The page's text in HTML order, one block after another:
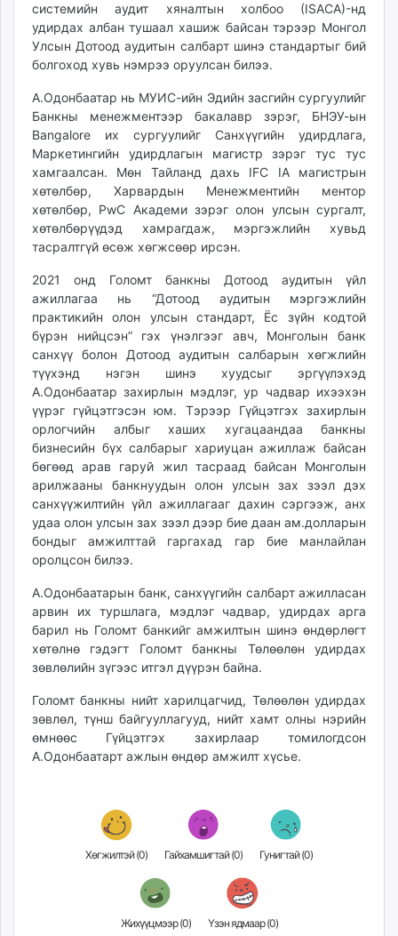
mglradio.com
fact.mn
itoim.mn
shuum.mn
times.mn
tvmongolia.mn
mass.mn
unegui.mn
assa.mn
toim.mn
tac.mn
paparazzi.mn
unread.today
системийн аудит хяналтын холбоо (ISACA)-нд
удирдах албан тушаал хашиж байсан тэрээр Монгол
Улсын Дотоод аудитын салбарт шинэ стандартыг бий
болгоход хувь нэмрээ оруулсан билээ.
А.Одонбаатар нь МУИС-ийн Эдийн засгийн сургуулийг
Банкны менежментээр бакалавр зэрэг, БНЭУ-ын
Bangalore их сургуулийг Санхүүгийн удирдлага,
Маркетингийн удирдлагын магистр зэрэг тус тус
хамгаалсан. Мөн Тайланд дахь IFC IA магистрын
хөтөлбөр, Харвардын Менежментийн ментор
хөтөлбөр, PwC Академи зэрэг олон улсын сургалт,
хөтөлбөрүүдэд хамрагдаж, мэргэжлийн хувьд
тасралтгүй өсөж хөгжсөөр ирсэн.
2021 онд Голомт банкны Дотоод аудитын үйл
ажиллагаа нь “Дотоод аудитын мэргэжлийн
практикийн олон улсын стандарт, Ёс зүйн кодтой
бүрэн нийцсэн” гэх үнэлгээг авч, Монголын банк
санхүү болон Дотоод аудитын салбарын хөгжлийн
түүхэнд нэгэн шинэ хуудсыг эргүүлэхэд
А.Одонбаатар захирлын мэдлэг, ур чадвар ихээхэн
үүрэг гүйцэтгэсэн юм. Тэрээр Гүйцэтгэх захирлын
орлогчийн албыг хаших хугацаандаа банкны
бизнесийн бүх салбарыг хариуцан ажиллаж байсан
бөгөөд арав гаруй жил тасраад байсан Монголын
арилжааны банкнуудын олон улсын зах зээл дэх
санхүүжилтийн үйл ажиллагааг дахин сэргээж, анх
удаа олон улсын зах зээл дээр бие даан ам.долларын
бондыг амжилттай гаргахад гар бие манлайлан
оролцсон билээ.
А.Одонбаатарын банк, санхүүгийн салбарт ажилласан
арвин их туршлага, мэдлэг чадвар, удирдах арга
барил нь Голомт банкийг амжилтын шинэ өндөрлөгт
хөтөлнө гэдэгт Голомт банкны Төлөөлөн удирдах
зөвлөлийн зүгээс итгэл дүүрэн байна.
Голомт банкны нийт харилцагчид, Төлөөлөн удирдах
зөвлөл, түнш байгууллагууд, нийт хамт олны нэрийн
өмнөөс Гүйцэтгэх захирлаар томилогдсон
А.Одонбаатарт ажлын өндөр амжилт хүсье.
Хөгжилтэй (0) Гайхамшигтай (0) Гунигтай (0)
Жихүүцмээр (0) Үзэн ядмаар (0)